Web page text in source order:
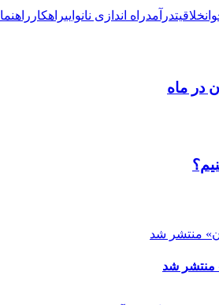
خلاقیتدرآمدراه اندازی نانواییراهکار راهنما
در ماه
منتشر شد